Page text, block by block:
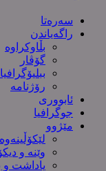
سەرەتا
راگەیاندن
بڵاوکراوە
گۆڤار
رۆژنامە
ئابووری
جوگرافیا
مێژوو
وێنە و
یاداشت و